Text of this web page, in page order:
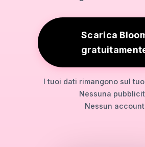
Scarica
I tuoi dati rimangono sul
Nessuna
Nessun account